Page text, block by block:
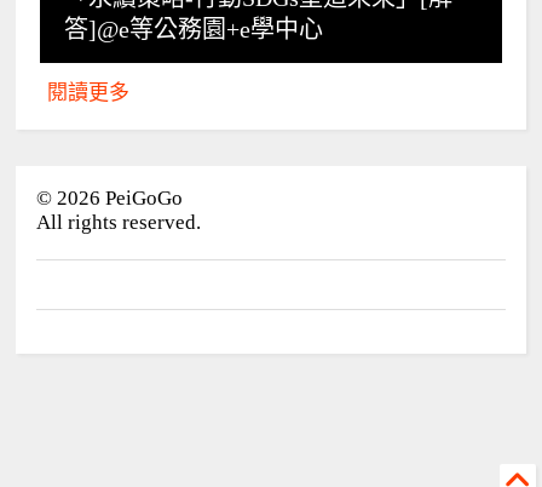
答]@e等公務園+e學中心
閱讀更多
© 2026 PeiGoGo
All rights reserved.